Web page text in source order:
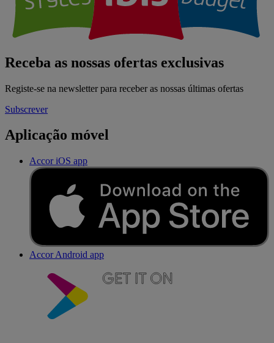
Receba as nossas ofertas exclusivas
Registe-se na newsletter para receber as nossas últimas ofertas
Subscrever
Aplicação móvel
Accor iOS app
Accor Android app